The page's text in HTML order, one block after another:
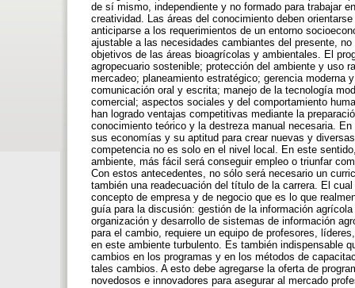
de sí mismo, independiente y no formado para trabajar
creatividad. Las áreas del conocimiento deben
anticiparse a los requerimientos de un entorno
ajustable a las necesidades cambiantes del presente,
objetivos de las áreas bioagrícolas y ambientales. El
agropecuario sostenible; protección del ambiente y uso
mercadeo; planeamiento estratégico; gerencia
comunicación oral y escrita; manejo de la tecnología
comercial; aspectos sociales y del comportamiento
han logrado ventajas competitivas mediante la
conocimiento teórico y la destreza manual necesaria.
sus economías y su aptitud para crear nuevas y
competencia no es solo en el nivel local. En este
ambiente, más fácil será conseguir empleo o triunfar
Con estos antecedentes, no sólo será necesario un
también una readecuación del título de la carrera. El
concepto de empresa y de negocio que es lo que
guía para la discusión: gestión de la información
organización y desarrollo de sistemas de información
para el cambio, requiere un equipo de profesores,
en este ambiente turbulento. Es también indispensable
cambios en los programas y en los métodos de
tales cambios. A esto debe agregarse la oferta de
novedosos e innovadores para asegurar al mercado